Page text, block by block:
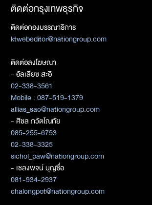
ติดต่อกรุงเทพธุรกิจ
ติดต่อกองบรรณาธิการ
ktwebeditor@nationgroup.com
ติดต่อลงโฆษณา
- อัลเลียซ สะอิ
02-338-3561
Mobile : 087-519-1379
allias_sae@nationgroup.com
- ศิชล ภวัตโณทัย
085-255-6753
02-338-3325
sichol_paw@nationgroup.com
- เชลงพจน์ บุญซื่อ
081-934-2937
chalengpot@nationgroup.com